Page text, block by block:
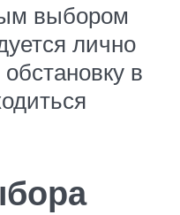
выбором
лично
в